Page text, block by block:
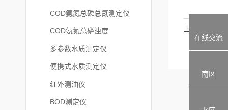
COD氨氮总磷总氮测定仪
COD氨氮总磷浊度
多参数水质测定仪
便携式水质测定仪
红外测油仪
BOD测定仪
上一篇
在线交流
南区